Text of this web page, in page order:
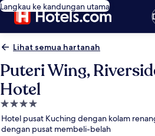
Langkau ke kandungan utama
Lihat semua hartanah
Puteri Wing,
Hotel
Hartanah
4.0
bintang
Hotel pusat Kuching dengan kolam
dengan pusat membeli-belah